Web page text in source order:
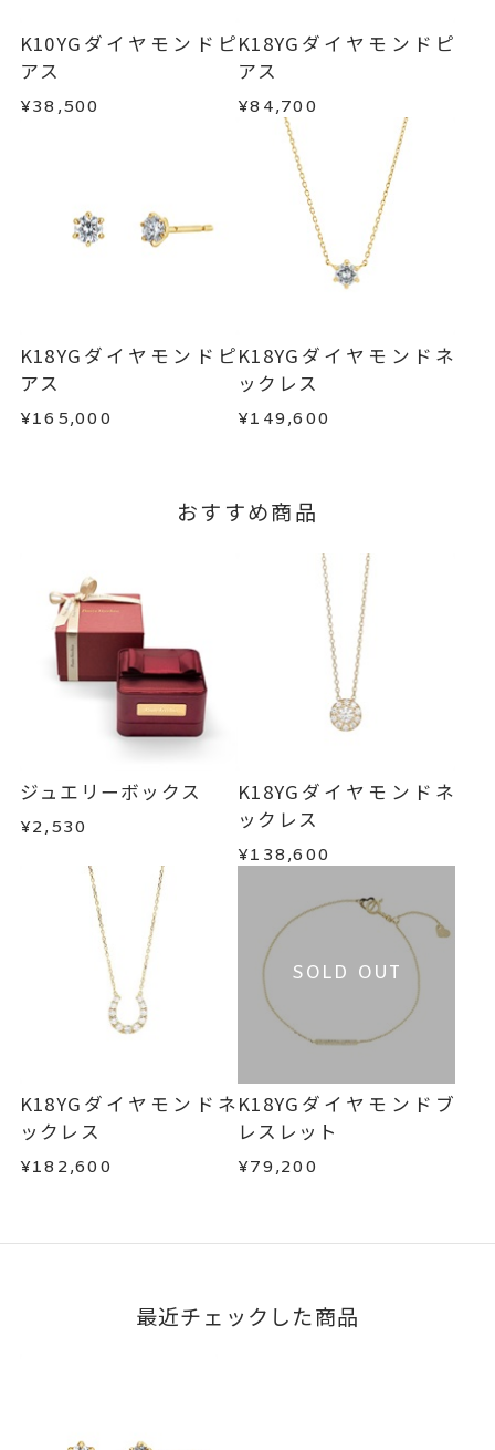
・在庫のご用意ができる場合： 約1週間～1ヶ月以
内を目安に発送いたします。
・受注生産となる場合： 商品ページに記載のある
目安日数を頂戴し、一から製作いたします。
※お急ぎの方はご注文前にお問い合わせくださ
い。事前に現在の納期状況を確認いたします。
お届け予定日はご注文から2営業日以内にメールに
詳しくはこちら
・受注生産の商品
・お客さまのお手元で傷や汚れが発生した商品
・到着後ご連絡無く7日以上経過した商品
・販売期間が限定されている商品
・過度な交換・返品を繰り返している場合
商品の品質には万全を期しておりますが、万が一
不良品の場合、またはご注文のお品と異なる場合
は、早急に商品を交換させていただきます。
はお問い合わせフォームよりご連絡ください。
この場合の返送料は弊社にて負担いたしますの
で、着払いにてご返送ください。
詳細はこちら
K10YGダイヤモンドピ
アス
¥38,500
K18YGダイヤモンドピ
アス
¥84,700
K18YGダイヤモンドピ
アス
¥165,000
K18YGダイヤモンドネ
ックレス
¥149,600
おすすめ商品
ジュエリーボックス
¥2,530
K18YGダイヤモンドネ
ックレス
¥138,600
K18YGダイヤモンドネ
ックレス
¥182,600
SOLD OUT
K18YGダイヤモンドブ
レスレット
¥79,200
最近チェックした商品